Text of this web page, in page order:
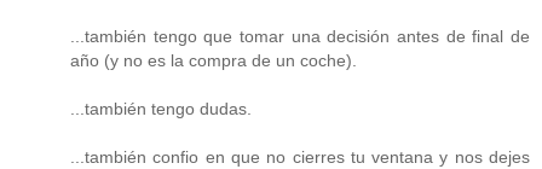
...también tengo que tomar una decisión antes de final de
año (y no es la compra de un coche).
...también tengo dudas.
...también confio en que no cierres tu ventana y nos dejes